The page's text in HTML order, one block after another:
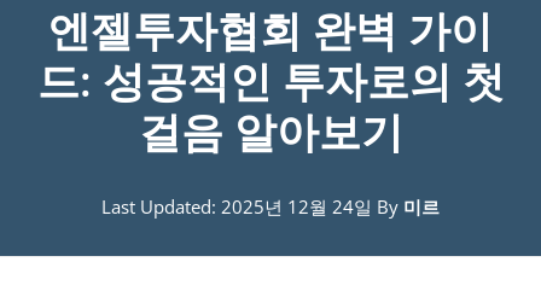
엔젤투자협회 완벽 가이
드: 성공적인 투자로의 첫
걸음 알아보기
Last Updated: 2025년 12월 24일 By 미르